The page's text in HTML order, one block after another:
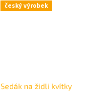
český výrobek
Sedák na židli kvítky